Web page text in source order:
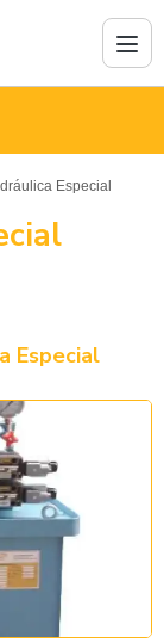
Especial
Especial